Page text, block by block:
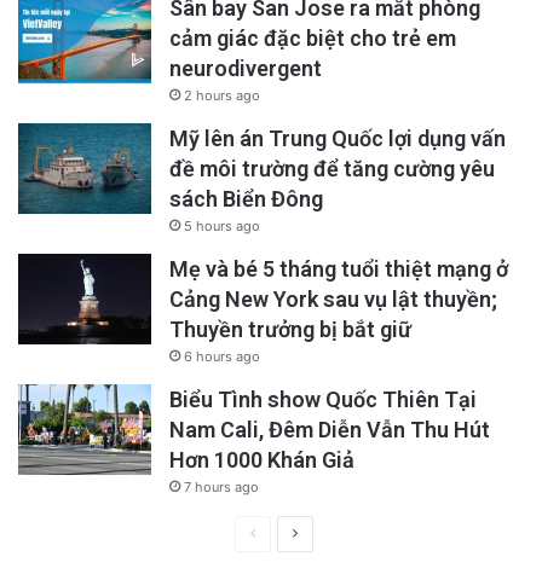
Sân bay San Jose ra mắt phòng
cảm giác đặc biệt cho trẻ em
neurodivergent
2 hours ago
Mỹ lên án Trung Quốc lợi dụng vấn
đề môi trường để tăng cường yêu
sách Biển Đông
5 hours ago
Mẹ và bé 5 tháng tuổi thiệt mạng ở
Cảng New York sau vụ lật thuyền;
Thuyền trưởng bị bắt giữ
6 hours ago
Biểu Tình show Quốc Thiên Tại
Nam Cali, Đêm Diễn Vẫn Thu Hút
Hơn 1000 Khán Giả
7 hours ago
PreviousNext